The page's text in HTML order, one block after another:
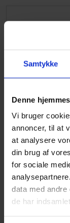
Samtykke
Denne
Vi bruger
annoncer, til at
at analysere
din brug af
for sociale
data med andre
de har
SE VARIANTER